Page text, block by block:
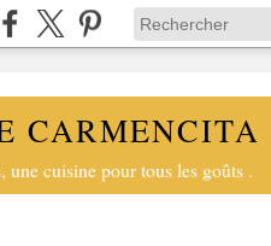
CARMENCITA
une cuisine pour tous les goûts .